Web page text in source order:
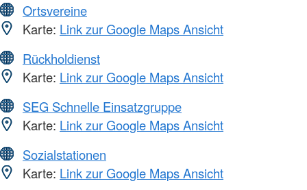
Ortsvereine
Karte: Link zur Google Maps Ansicht
Rückholdienst
Karte: Link zur Google Maps Ansicht
SEG Schnelle Einsatzgruppe
Karte: Link zur Google Maps Ansicht
Sozialstationen
Karte: Link zur Google Maps Ansicht